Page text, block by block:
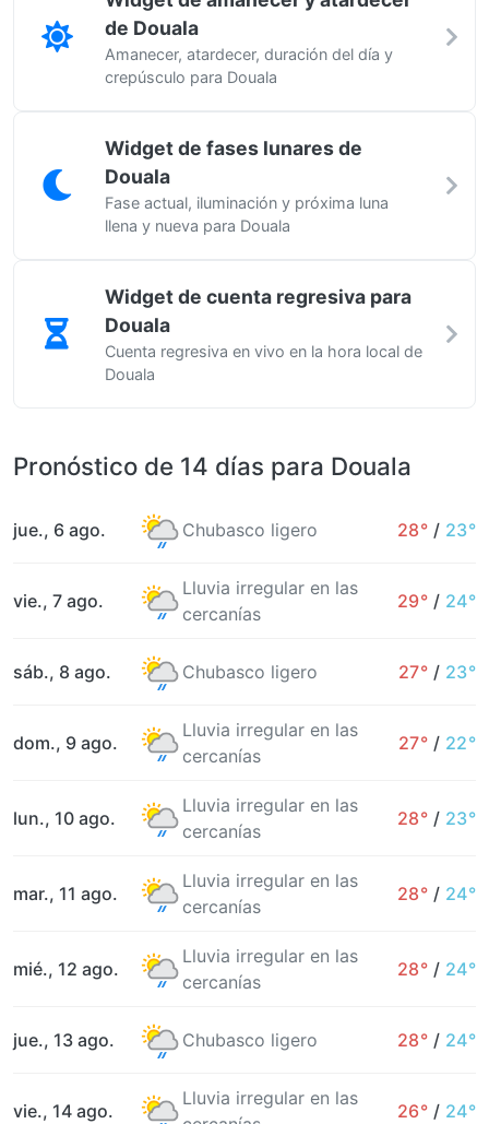
de Douala
Amanecer, atardecer, duración del día y
crepúsculo para Douala
Widget de fases lunares de
Douala
Fase actual, iluminación y próxima luna
llena y nueva para Douala
Widget de cuenta regresiva para
Douala
Cuenta regresiva en vivo en la hora local de
Douala
Pronóstico de 14 días para Douala
jue., 6 ago. Chubasco ligero 28° / 23°
vie., 7 ago.
Lluvia irregular en las
cercanías
29° / 24°
sáb., 8 ago. Chubasco ligero 27° / 23°
dom., 9 ago.
Lluvia irregular en las
cercanías
27° / 22°
lun., 10 ago.
Lluvia irregular en las
cercanías
28° / 23°
mar., 11 ago.
Lluvia irregular en las
cercanías
28° / 24°
mié., 12 ago.
Lluvia irregular en las
cercanías
28° / 24°
jue., 13 ago. Chubasco ligero 28° / 24°
vie., 14 ago.
Lluvia irregular en las
26° / 24°